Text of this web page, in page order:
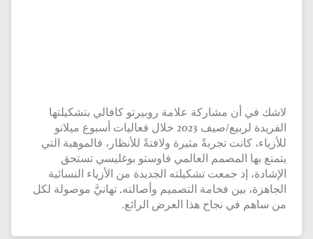
لاشك في أن مشاركة علامة روبيرتو كافالي بتشكيلتها
الفريدة لربيع/صيف 2023 خلال فعاليات أسبوع ميلانو
للأزياء، كانت تجربةً مثيرة ولافتةً للأنظار، فالموهبة التي
يتمتع بها المصمم العالمي فاوستو بوغليسي تستحق
الإشادة، إذ جمعت تشكيلته الجديدة من الأزياء النسائية
الجاهزة، بين فخامة التصميم وأصالته. تهانيَّ موصولة لكل
من ساهم في نجاح هذا العرض الرائع.